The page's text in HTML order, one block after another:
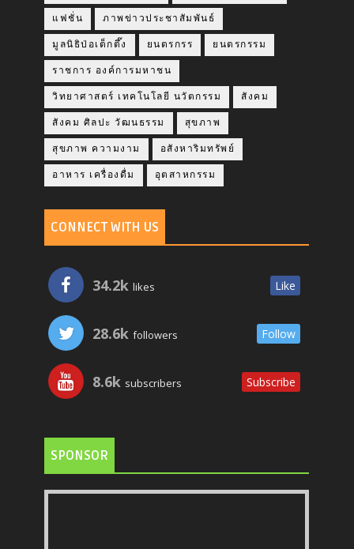
แฟชั่น ภาพข่าวประชาสัมพันธ์
มูลนิธิป่อเต็กตึ๊ง ยนตรกรร ยนตรกรรม
ราชการ องค์การมหาชน
วิทยาศาสตร์ เทคโนโลยี นวัตกรรม สังคม
สังคม ศิลปะ วัฒนธรรม สุขภาพ
สุขภาพ ความงาม อสังหาริมทรัพย์
อาหาร เครื่องดื่ม อุตสาหกรรม
CONNECT WITH US
34.2k likes Like
28.6k followers Follow
8.6k subscribers Subscribe
SPONSOR